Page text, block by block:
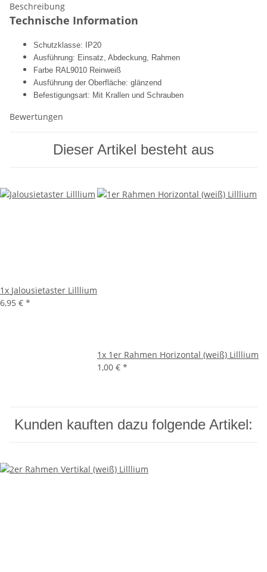
Beschreibung
Technische Information
Schutzklasse: IP20
Ausführung: Einsatz, Abdeckung, Rahmen
Farbe RAL9010 Reinweiß
Ausführung der Oberfläche: glänzend
Befestigungsart: Mit Krallen und Schrauben
Bewertungen
Dieser Artikel besteht aus
1x Jalousietaster Lilllium
6,95 € *
1x 1er Rahmen Horizontal (weiß) Lilllium
1,00 € *
Kunden kauften dazu folgende Artikel: